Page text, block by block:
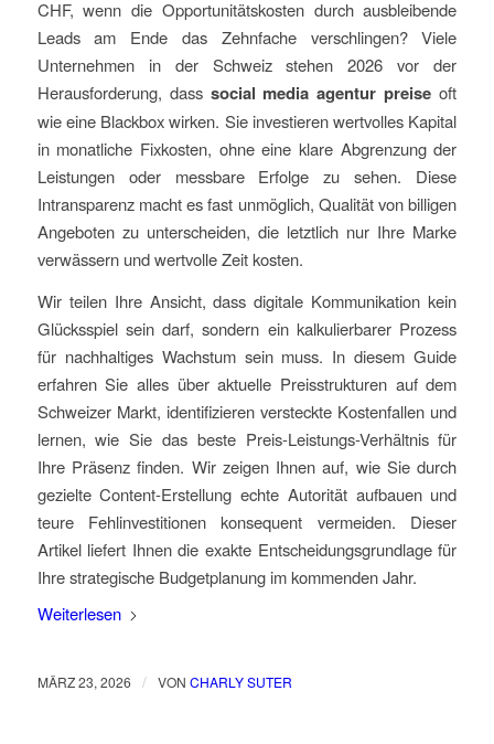
CHF, wenn die Opportunitätskosten durch ausbleibende
Leads am Ende das Zehnfache verschlingen? Viele
Unternehmen in der Schweiz stehen 2026 vor der
Herausforderung, dass social media agentur preise oft
wie eine Blackbox wirken. Sie investieren wertvolles Kapital
in monatliche Fixkosten, ohne eine klare Abgrenzung der
Leistungen oder messbare Erfolge zu sehen. Diese
Intransparenz macht es fast unmöglich, Qualität von billigen
Angeboten zu unterscheiden, die letztlich nur Ihre Marke
verwässern und wertvolle Zeit kosten.
Wir teilen Ihre Ansicht, dass digitale Kommunikation kein
Glücksspiel sein darf, sondern ein kalkulierbarer Prozess
für nachhaltiges Wachstum sein muss. In diesem Guide
erfahren Sie alles über aktuelle Preisstrukturen auf dem
Schweizer Markt, identifizieren versteckte Kostenfallen und
lernen, wie Sie das beste Preis-Leistungs-Verhältnis für
Ihre Präsenz finden. Wir zeigen Ihnen auf, wie Sie durch
gezielte Content-Erstellung echte Autorität aufbauen und
teure Fehlinvestitionen konsequent vermeiden. Dieser
Artikel liefert Ihnen die exakte Entscheidungsgrundlage für
Ihre strategische Budgetplanung im kommenden Jahr.
Weiterlesen
MÄRZ 23, 2026 / VON CHARLY SUTER